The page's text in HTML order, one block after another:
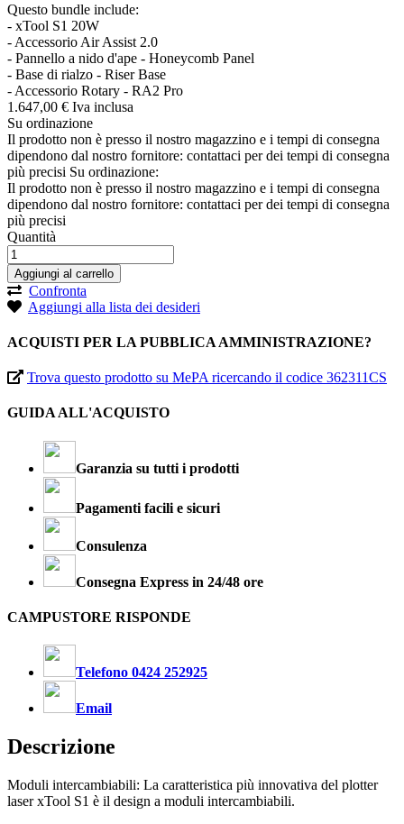
Questo bundle include:
- xTool S1 20W
- Accessorio Air Assist 2.0
- Pannello a nido d'ape - Honeycomb Panel
- Base di rialzo - Riser Base
- Accessorio Rotary - RA2 Pro
1.647,00 € Iva inclusa
Su ordinazione
Il prodotto non è presso il nostro magazzino e i tempi di consegna
dipendono dal nostro fornitore: contattaci per dei tempi di consegna
più precisi Su ordinazione:
Il prodotto non è presso il nostro magazzino e i tempi di consegna
dipendono dal nostro fornitore: contattaci per dei tempi di consegna
più precisi
Quantità
Aggiungi al carrello
Confronta
Aggiungi alla lista dei desideri
ACQUISTI PER LA PUBBLICA AMMINISTRAZIONE?
Trova questo prodotto su MePA ricercando il codice 362311CS
GUIDA ALL'ACQUISTO
Garanzia su tutti i prodotti
Pagamenti facili e sicuri
Consulenza
Consegna Express in 24/48 ore
CAMPUSTORE RISPONDE
Telefono 0424 252925
Email
Descrizione
Moduli intercambiabili: La caratteristica più innovativa del plotter
laser xTool S1 è il design a moduli intercambiabili.